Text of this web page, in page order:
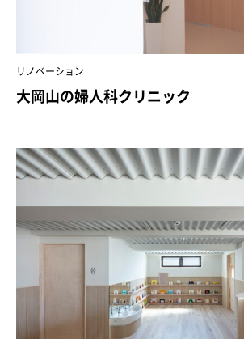
リノベーション
大岡山の婦人科クリニック